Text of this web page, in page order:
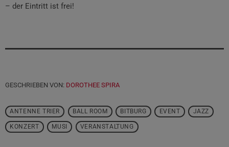
– der Eintritt ist frei!
GESCHRIEBEN VON: DOROTHEE SPIRA
ANTENNE TRIER BALL ROOM BITBURG EVENT JAZZ
KONZERT MUSI VERANSTALTUNG